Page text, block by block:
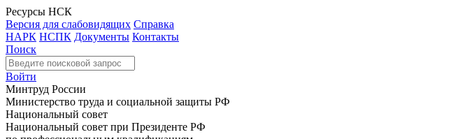
Ресурсы НСК
Версия для слабовидящих Справка
НАРК НСПК Документы Контакты
Поиск
Войти
Минтруд России
Министерство труда и социальной защиты РФ
Национальный совет
Национальный совет при Президенте РФ